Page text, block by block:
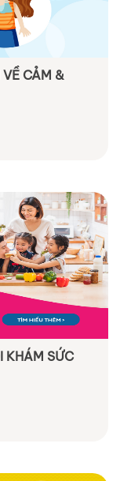
CẢM &
KHÁM SỨC